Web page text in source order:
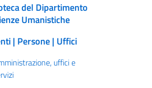
del Dipartimento
Umanistiche
| Persone | Uffici
uffici e